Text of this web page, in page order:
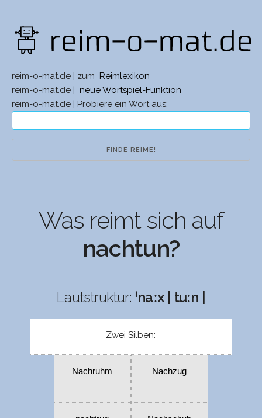
reim-o-mat.de | zum
Reimlexikon
reim-o-mat.de |
neue Wortspiel-Funktion
reim-o-mat.de | Probiere ein Wort aus:
Was reimt sich auf
nachtun?
Lautstruktur: ˈnaːx | tuːn |
Zwei Silben:
Nachruhm Nachzug